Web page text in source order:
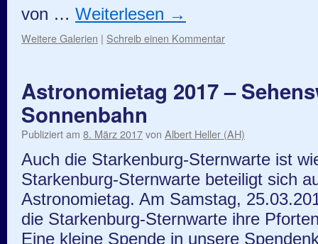
von … Weiterlesen →
Weitere Galerien | Schreib einen Kommentar
Astronomietag 2017 –
Sonnenbahn
Publiziert am 8. März 2017von Albert Heller (AH)
Auch die Starkenburg-Sternwarte ist
Starkenburg-Sternwarte beteiligt sich
Astronomietag. Am Samstag,
die Starkenburg-Sternwarte ihre
Eine kleine Spende in unsere